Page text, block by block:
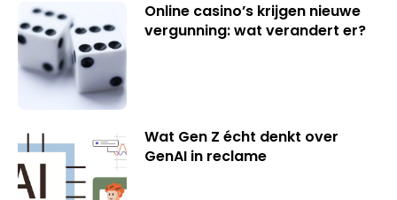
Online casino’s krijgen nieuwe
vergunning: wat verandert er?
Wat Gen Z écht denkt over
GenAI in reclame